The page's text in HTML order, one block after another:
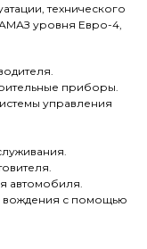
технического
уровня Евро-4,
приборы.
управления
автомобиля.
вождения с помощью